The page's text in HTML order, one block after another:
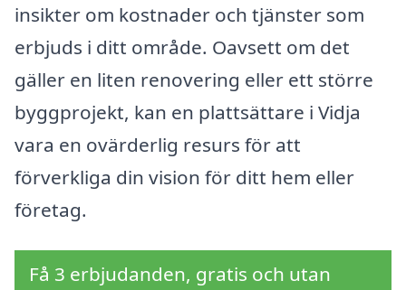
insikter om kostnader och tjänster som
erbjuds i ditt område. Oavsett om det
gäller en liten renovering eller ett större
byggprojekt, kan en plattsättare i Vidja
vara en ovärderlig resurs för att
förverkliga din vision för ditt hem eller
företag.
Få 3 erbjudanden, gratis och utan